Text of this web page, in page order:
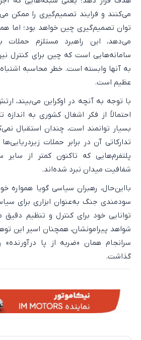
می‌کنند و فرایند تصمیم‌گیری را ممکن
توان تصمیم‌گیری چین خواهد بود؛ اما
می‌دهد، این راهبرد مستلزم حملات
سامانه‌هایی است که چین برای کنترل
به آنها وابسته است. خطر محاسبه
عظیم است.
با توجه به آنچه در اوکراین می‌بیند،
احتمالاً از فکر اشغال کشوری به اندازه
بسیار توانمند است، چندان استقبال
تدارکاتی آن در برابر حملات
پلتفرم‌هایی که تاکنون کمتر از سایر
شفافیت میدان نبرد شده‌اند.
بااین‌حال، رهبران سیاسی گویا
سودمندی جنگ به‌عنوان ابزاری برای
توانایی خود برای کنترل و تنظیم
شواهد پیرامونشان، همچنان اسیر این
سرانجام همان «ضربه از پا درآورنده»
گذاشت.